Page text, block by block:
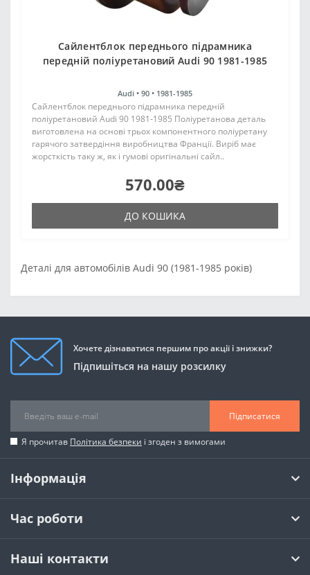
Сайлентблок переднього підрамника
передній поліуретановий Audi 90 1981-1985
Audi • 90 • 1981-1985
Сайлентблок переднього підрамника передній
поліуретановий Audi 90 1981-1985 Поліуретанова деталь
виготовлена на основі трьох компонентного поліуретану
гарячого затвердіння виробництва Франції. Виріб має
жорсткість таку ж, як і гумові оригінальні сайл..
570.00₴
ДО КОШИКА
Деталі для автомобілів Audi 90 (1981-1985 років)
Хочете дізнаватися першим про акції і знижки?
Підпишіться на нашу розсилку
Підписатися
Я прочитав Політика безпеки і згоден з вимогами
Інформація
Час роботи
Наші контакти